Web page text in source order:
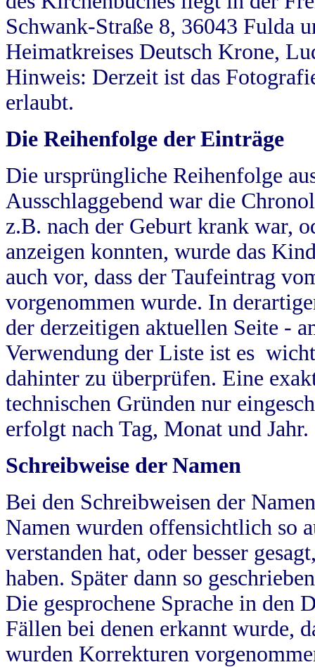
Schwank-Straße 8, 36043 Fulda
Heimatkreises Deutsch Krone,
Hinweis: Derzeit ist das
erlaubt.
Die Reihenfolge der Einträge
Die ursprüngliche Reihenfolge
Ausschlaggebend war die
z.B. nach der Geburt krank war,
anzeigen konnten, wurde das
auch vor, dass der Taufeintrag
vorgenommen wurde. In
der derzeitigen aktuellen Seite -
Verwendung der Liste ist es
dahinter zu überprüfen. Eine
technischen Gründen nur
erfolgt nach Tag, Monat und Jahr.
Schreibweise der Namen
Bei den Schreibweisen der
Namen wurden offensichtlich so
verstanden hat, oder besser
haben. Später dann so
Die gesprochene Sprache in
Fällen bei denen erkannt wurde,
wurden Korrekturen